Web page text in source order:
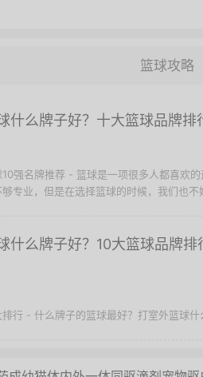
篮球攻略
什么牌子好？十大篮球品牌排
10强名牌推荐 - 篮球是一项很多人都喜欢
够专业，但是在选择篮球的时候，我们也
什么牌子好？10大篮球品牌排
排行 - 什么牌子的篮球最好？打室外篮球